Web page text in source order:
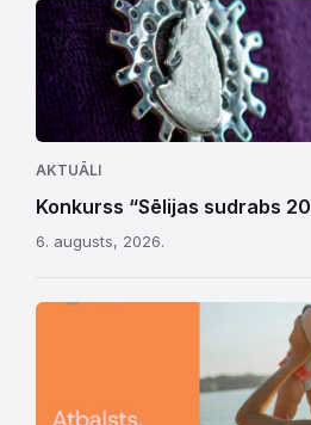
AKTUĀLI
Konkurss “Sēlijas sudrabs
6. augusts, 2026.